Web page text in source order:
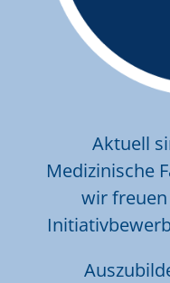
Aktuell
Medizinische
wir